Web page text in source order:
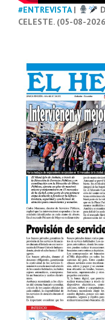
#ENTREVISTA|
CELESTE. (05-08-